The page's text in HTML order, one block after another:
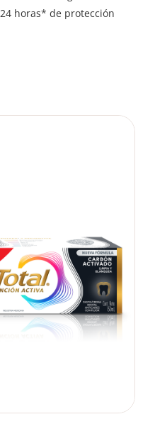
horas* de protección